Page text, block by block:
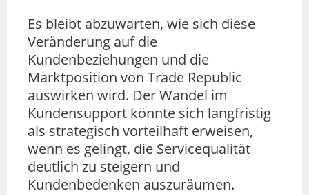
Es bleibt abzuwarten, wie sich diese
Veränderung auf die
Kundenbeziehungen und die
Marktposition von Trade Republic
auswirken wird. Der Wandel im
Kundensupport könnte sich langfristig
als strategisch vorteilhaft erweisen,
wenn es gelingt, die Servicequalität
deutlich zu steigern und
Kundenbedenken auszuräumen.